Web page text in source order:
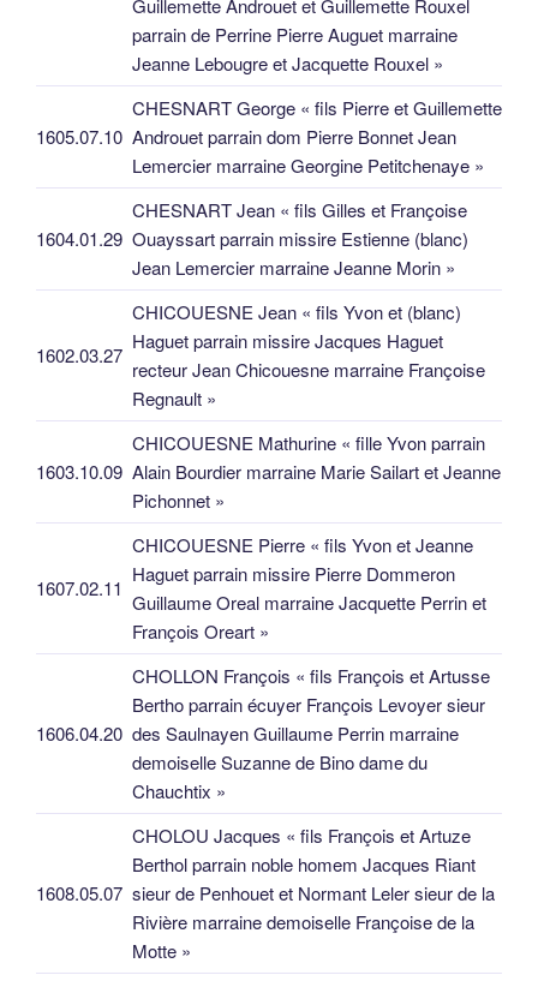
Guillemette Androuet et Guillemette Rouxel
parrain de Perrine Pierre Auguet marraine
Jeanne Lebougre et Jacquette Rouxel »
1605.07.10
CHESNART George « fils Pierre et Guillemette
Androuet parrain dom Pierre Bonnet Jean
Lemercier marraine Georgine Petitchenaye »
1604.01.29
CHESNART Jean « fils Gilles et Françoise
Ouayssart parrain missire Estienne (blanc)
Jean Lemercier marraine Jeanne Morin »
1602.03.27
CHICOUESNE Jean « fils Yvon et (blanc)
Haguet parrain missire Jacques Haguet
recteur Jean Chicouesne marraine Françoise
Regnault »
1603.10.09
CHICOUESNE Mathurine « fille Yvon parrain
Alain Bourdier marraine Marie Sailart et Jeanne
Pichonnet »
1607.02.11
CHICOUESNE Pierre « fils Yvon et Jeanne
Haguet parrain missire Pierre Dommeron
Guillaume Oreal marraine Jacquette Perrin et
François Oreart »
1606.04.20
CHOLLON François « fils François et Artusse
Bertho parrain écuyer François Levoyer sieur
des Saulnayen Guillaume Perrin marraine
demoiselle Suzanne de Bino dame du
Chauchtix »
1608.05.07
CHOLOU Jacques « fils François et Artuze
Berthol parrain noble homem Jacques Riant
sieur de Penhouet et Normant Leler sieur de la
Rivière marraine demoiselle Françoise de la
Motte »